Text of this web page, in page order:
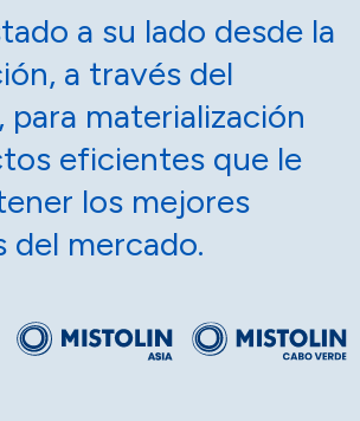
a su lado desde la
a través del
para materialización
eficientes que le
los mejores
del mercado.